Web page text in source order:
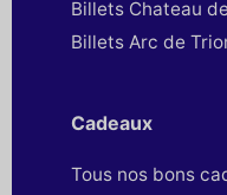
Billets Chateau
Billets Arc de
Cadeaux
Tous nos bons